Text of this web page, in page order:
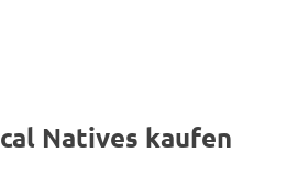
Natives kaufen